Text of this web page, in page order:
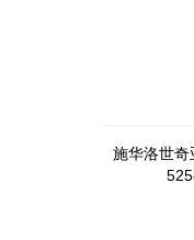
施华洛世奇